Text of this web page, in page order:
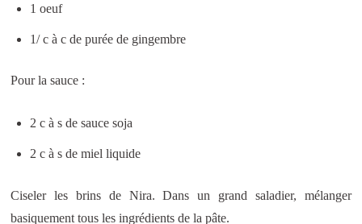
1 oeuf
1/ c à c de purée de gingembre
Pour la sauce :
2 c à s de sauce soja
2 c à s de miel liquide
Ciseler les brins de Nira. Dans un grand saladier, mélanger
basiquement tous les ingrédients de la pâte.